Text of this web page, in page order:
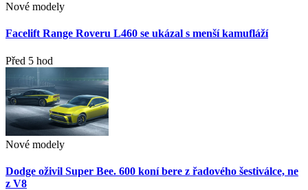
Nové modely
Facelift Range Roveru L460 se ukázal s menší kamufláží
Před 5 hod
Nové modely
Dodge oživil Super Bee. 600 koní bere z řadového šestiválce, ne
z V8